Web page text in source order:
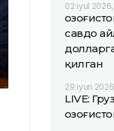
02 iyul 2026,
савдо
қилган
29 iyun
LIVE: